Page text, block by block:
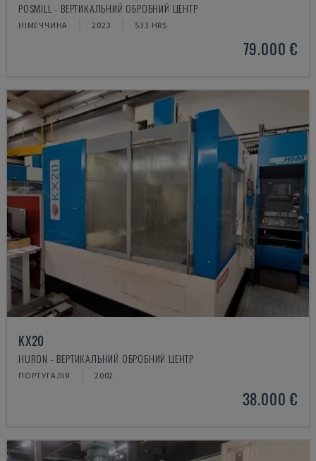
POSMILL - ВЕРТИКАЛЬНИЙ ОБРОБНИЙ ЦЕНТР
НІМЕЧЧИНА 2023 533 HRS
79.000 €
KX20
HURON - ВЕРТИКАЛЬНИЙ ОБРОБНИЙ ЦЕНТР
ПОРТУГАЛІЯ 2002
38.000 €